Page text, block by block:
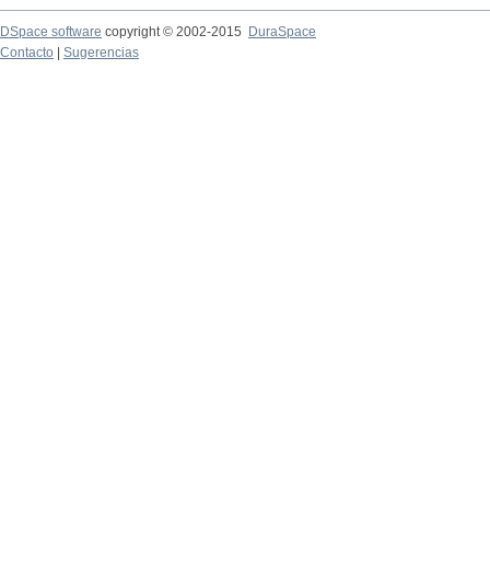
DSpace software copyright © 2002-2015
DuraSpace
Contacto
Sugerencias